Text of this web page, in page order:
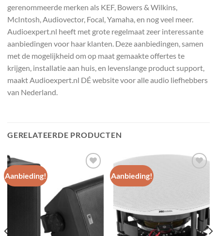
gerenommeerde merken als KEF, Bowers & Wilkins,
McIntosh, Audiovector, Focal, Yamaha, en nog veel meer.
Audioexpert.nl heeft met grote regelmaat zeer interessante
aanbiedingen voor haar klanten. Deze aanbiedingen, samen
met de mogelijkheid om op maat gemaakte offertes te
krijgen, installatie aan huis, en levenslange product support,
maakt Audioexpert.nl DÉ website voor alle audio liefhebbers
van Nederland.
GERELATEERDE PRODUCTEN
Aanbieding!
Toevoegen
aan
wenslijst
Aanbieding!
Toevoegen
aan
wenslijst